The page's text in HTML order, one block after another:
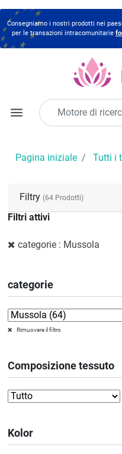
Consegniamo i nostri prodotti nei
per le transazioni intracomunitarie
menu
Pagina iniziale Tutti i
Filtry (64 Prodotti)
Filtri attivi
categorie : Mussola
categorie
Rimuovere il filtro
Composizione tessuto
Kolor